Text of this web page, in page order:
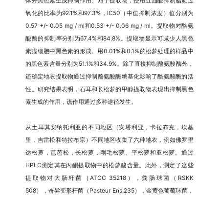
氧化的比率为92.1%和97.3%，IC50（中值抑制浓度）值分别为
0.57 +/- 0.05 mg / ml和0.53 +/- 0.06 mg / ml。提取物对酪氨
酸酶的抑制率分别为67.4%和84.8%。提取物显示可减少人黑色
素瘤细胞中黑色素的形成。用0.01%和0.1%的松萝处理的样品中
的黑色素含量分别为51.1%和34.9%。除了直接抑制酪氨酸酶外，
还确定地衣提取物通过抑制酪氨酸酶糖基化影响了酪氨酸酶的活
性。研究结果表明，石耳和长松萝的甲醇提取物表现出抑制黑色
素生成的作用，该作用通过多种途径发生。
从土耳其安纳托利亚的不同地区（安塔利亚，卡拉布克，坎基
里，吉雷松和特拉布宗）不同地区收集了六种地衣，例如佛罗里
达松萝，芭芭松，长松萝，刚毛松萝、平松萝和亚松萝。通过
HPLC测定其在丙酮提取物中的松萝酸含量。此外，测定了这些
提取物对大肠杆菌（ATCC 35218），粪肠球菌（RSKK
508），奇异变形杆菌（Pasteur Ens.235），金黄色葡萄球菌，